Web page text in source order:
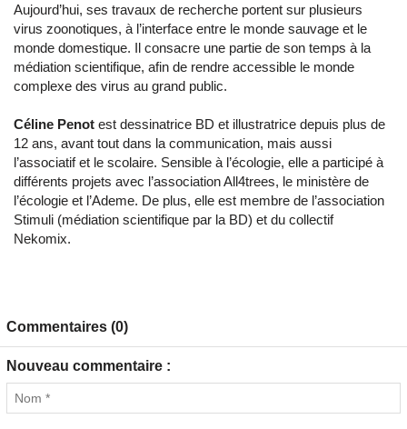
Aujourd’hui, ses travaux de recherche portent sur plusieurs
virus zoonotiques, à l’interface entre le monde sauvage et le
monde domestique. Il consacre une partie de son temps à la
médiation scientifique, afin de rendre accessible le monde
complexe des virus au grand public.
Céline Penot est dessinatrice BD et illustratrice depuis plus de
12 ans, avant tout dans la communication, mais aussi
l’associatif et le scolaire. Sensible à l’écologie, elle a participé à
différents projets avec l’association All4trees, le ministère de
l’écologie et l’Ademe. De plus, elle est membre de l’association
Stimuli (médiation scientifique par la BD) et du collectif
Nekomix.
Commentaires (0)
Nouveau commentaire :